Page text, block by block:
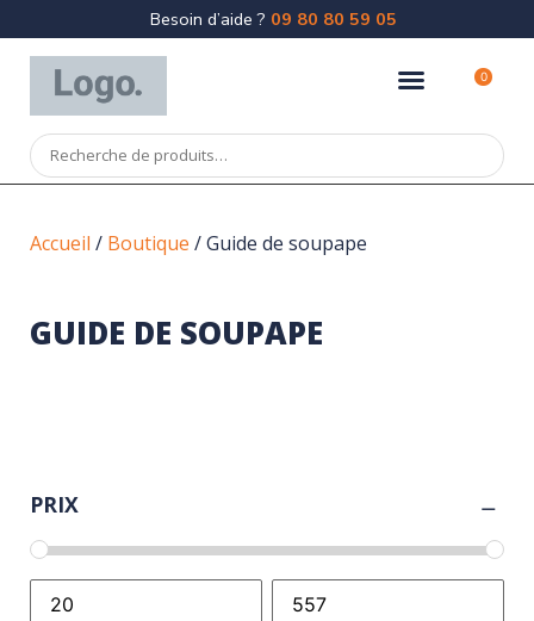
Besoin d’aide ? 09 80 80 59 05
0
Accueil / Boutique / Guide de soupape
PRIX
GUIDE DE SOUPAPE